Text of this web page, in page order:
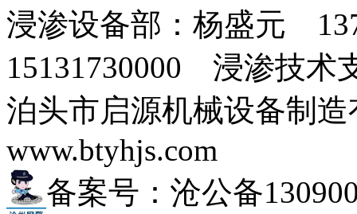
浸渗设备部：杨盛元
15131730000 浸渗技术
泊头市启源机械设备制
www.btyhjs.com
备案号：沧公备